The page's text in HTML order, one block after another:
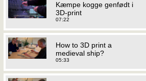
Kæmpe kogge genfødt i
3D-print
07:22
How to 3D print a
medieval ship?
05:33